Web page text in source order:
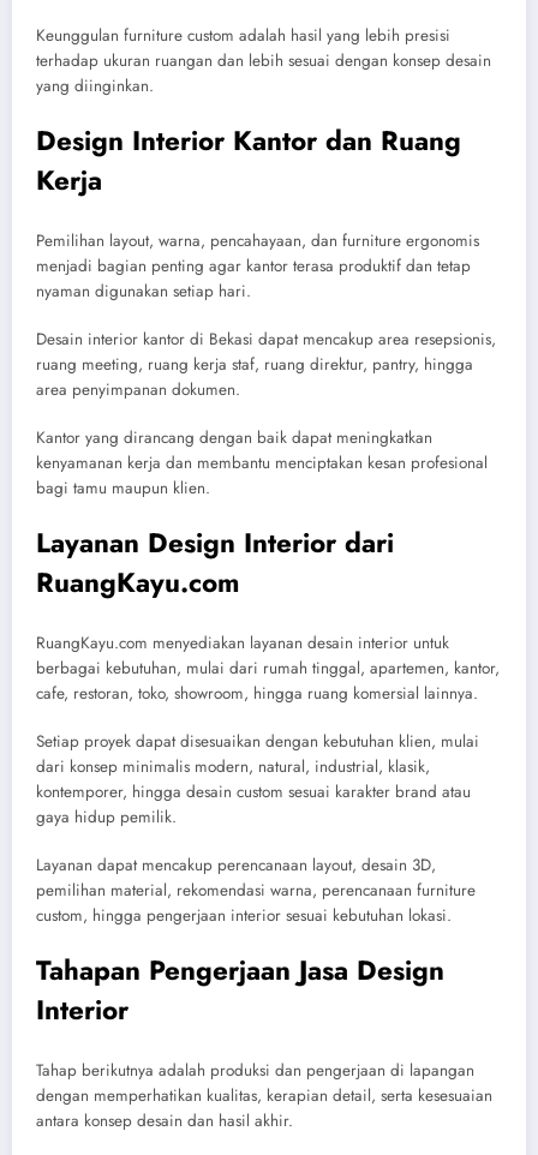
Keunggulan furniture custom adalah hasil yang lebih presisi
terhadap ukuran ruangan dan lebih sesuai dengan konsep desain
yang diinginkan.
Design Interior Kantor dan Ruang
Kerja
Pemilihan layout, warna, pencahayaan, dan furniture ergonomis
menjadi bagian penting agar kantor terasa produktif dan tetap
nyaman digunakan setiap hari.
Desain interior kantor di Bekasi dapat mencakup area resepsionis,
ruang meeting, ruang kerja staf, ruang direktur, pantry, hingga
area penyimpanan dokumen.
Kantor yang dirancang dengan baik dapat meningkatkan
kenyamanan kerja dan membantu menciptakan kesan profesional
bagi tamu maupun klien.
Layanan Design Interior dari
RuangKayu.com
RuangKayu.com menyediakan layanan desain interior untuk
berbagai kebutuhan, mulai dari rumah tinggal, apartemen, kantor,
cafe, restoran, toko, showroom, hingga ruang komersial lainnya.
Setiap proyek dapat disesuaikan dengan kebutuhan klien, mulai
dari konsep minimalis modern, natural, industrial, klasik,
kontemporer, hingga desain custom sesuai karakter brand atau
gaya hidup pemilik.
Layanan dapat mencakup perencanaan layout, desain 3D,
pemilihan material, rekomendasi warna, perencanaan furniture
custom, hingga pengerjaan interior sesuai kebutuhan lokasi.
Tahapan Pengerjaan Jasa Design
Interior
Tahap berikutnya adalah produksi dan pengerjaan di lapangan
dengan memperhatikan kualitas, kerapian detail, serta kesesuaian
antara konsep desain dan hasil akhir.